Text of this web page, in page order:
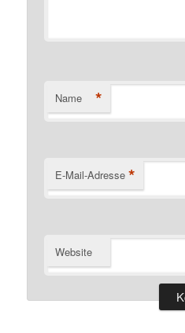
Name *
E-Mail-Adresse *
Website